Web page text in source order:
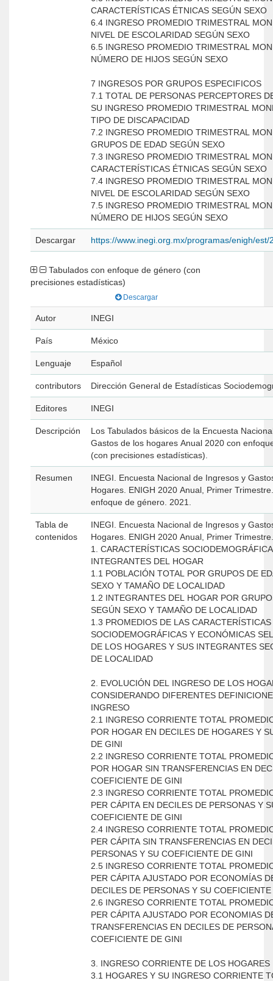
CARACTERÍSTICAS ÉTNICAS SEGÚN SEXO
6.4 INGRESO PROMEDIO TRIMESTRAL
NIVEL DE ESCOLARIDAD SEGÚN SEXO
6.5 INGRESO PROMEDIO TRIMESTRAL
NÚMERO DE HIJOS SEGÚN SEXO
7 INGRESOS POR GRUPOS ESPECIFICOS
7.1 TOTAL DE PERSONAS PERCEPTORES
SU INGRESO PROMEDIO TRIMESTRAL
TIPO DE DISCAPACIDAD
7.2 INGRESO PROMEDIO TRIMESTRAL
GRUPOS DE EDAD SEGÚN SEXO
7.3 INGRESO PROMEDIO TRIMESTRAL
CARACTERÍSTICAS ÉTNICAS SEGÚN SEXO
7.4 INGRESO PROMEDIO TRIMESTRAL
NIVEL DE ESCOLARIDAD SEGÚN SEXO
7.5 INGRESO PROMEDIO TRIMESTRAL
NÚMERO DE HIJOS SEGÚN SEXO
Descargar https://www.inegi.org.mx/programas/enigh/est/
precisiones estadísticas)
Descargar
Autor INEGI
País México
Lenguaje Español
contributors Dirección General de Estadísticas
Editores INEGI
Descripción
Los Tabulados básicos de la Encuesta
Gastos de los hogares Anual 2020 con
(con precisiones estadísticas).
Resumen
INEGI. Encuesta Nacional de Ingresos y
Hogares. ENIGH 2020 Anual, Primer
enfoque de género. 2021.
Tabla de
contenidos
INEGI. Encuesta Nacional de Ingresos y
Hogares. ENIGH 2020 Anual, Primer
1. CARACTERÍSTICAS
INTEGRANTES DEL HOGAR
1.1 POBLACIÓN TOTAL POR GRUPOS DE
SEXO Y TAMAÑO DE LOCALIDAD
1.2 INTEGRANTES DEL HOGAR POR
SEGÚN SEXO Y TAMAÑO DE LOCALIDAD
1.3 PROMEDIOS DE LAS CARACTERÍSTICAS
SOCIODEMOGRÁFICAS Y ECONÓMICAS
DE LOS HOGARES Y SUS INTEGRANTES
DE LOCALIDAD
2. EVOLUCIÓN DEL INGRESO DE LOS
CONSIDERANDO DIFERENTES
INGRESO
2.1 INGRESO CORRIENTE TOTAL
POR HOGAR EN DECILES DE HOGARES Y
DE GINI
2.2 INGRESO CORRIENTE TOTAL
POR HOGAR SIN TRANSFERENCIAS EN
COEFICIENTE DE GINI
2.3 INGRESO CORRIENTE TOTAL
PER CÁPITA EN DECILES DE PERSONAS Y
COEFICIENTE DE GINI
2.4 INGRESO CORRIENTE TOTAL
PER CÁPITA SIN TRANSFERENCIAS EN
PERSONAS Y SU COEFICIENTE DE GINI
2.5 INGRESO CORRIENTE TOTAL
PER CÁPITA AJUSTADO POR ECONOMÍAS
DECILES DE PERSONAS Y SU
2.6 INGRESO CORRIENTE TOTAL
PER CÁPITA AJUSTADO POR ECONOMIAS
TRANSFERENCIAS EN DECILES DE
COEFICIENTE DE GINI
3. INGRESO CORRIENTE DE LOS HOGARES
3.1 HOGARES Y SU INGRESO CORRIENTE